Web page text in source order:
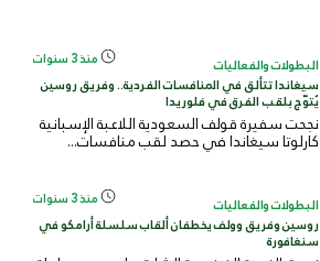
البطولات والفعاليات منذ 3 سنوات
سيغاندا تتألق في المنافسات الفردية.. وفريق روسين
يُتوّج بلقب الفرق في فلوريدا
نجحت سفيرة قولف السعودية اللاعبة الإسبانية
كارلوتا سيغاندا في حصد لقب منافسات...
البطولات والفعاليات منذ 3 سنوات
روسين وفريق وولف يخطفان ألقاب سلسلة أرامكو في
سنغافورة